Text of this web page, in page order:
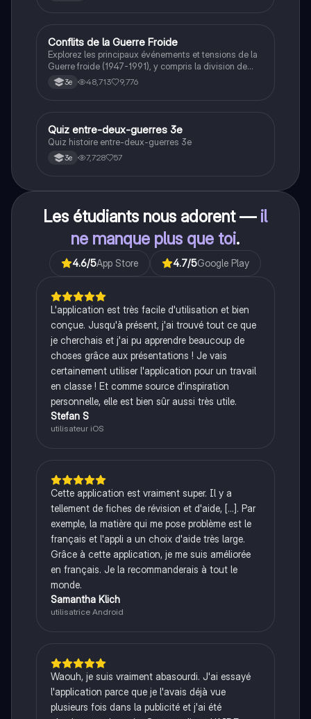
Histoire
Conflits de la Guerre Froide
Explorez les principaux événements et tensions de la
Guerre froide (1947-1991), y compris la division de
l'Allemagne, la crise de Cuba, la guerre du Vietnam, et
la course à l'espace. Cette fiche de révision couvre les
historique.
3e 48,713 9,776
QHistoire
Quiz entre-deux-guerres 3e
Quiz histoire entre-deux-guerres 3e
3e 7,728 57
Les étudiants nous adorent — il
ne manque plus que toi.
4.6/5App Store 4.7/5Google Play
L'application est très facile d'utilisation et bien
conçue. Jusqu'à présent, j'ai trouvé tout ce que
je cherchais et j'ai pu apprendre beaucoup de
choses grâce aux présentations ! Je vais
certainement utiliser l'application pour un travail
en classe ! Et comme source d'inspiration
personnelle, elle est bien sûr aussi très utile.
Stefan S
utilisateur iOS
Cette application est vraiment super. Il y a
tellement de fiches de révision et d'aide, [...]. Par
exemple, la matière qui me pose problème est le
français et l'appli a un choix d'aide très large.
Grâce à cette application, je me suis améliorée
en français. Je la recommanderais à tout le
monde.
Samantha Klich
utilisatrice Android
Waouh, je suis vraiment abasourdi. J'ai essayé
l'application parce que je l'avais déjà vue
plusieurs fois dans la publicité et j'ai été